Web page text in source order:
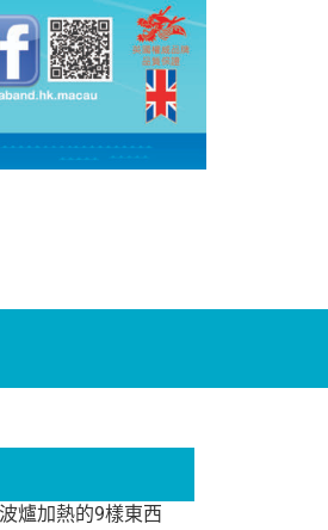
爐加熱的9樣東西